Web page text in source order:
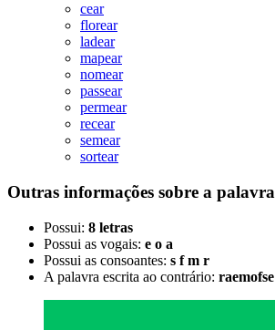
cear
florear
ladear
mapear
nomear
passear
permear
recear
semear
sortear
Outras informações sobre a palavra
Possui: 8 letras
Possui as vogais: e o a
Possui as consoantes: s f m r
A palavra escrita ao contrário: raemofse